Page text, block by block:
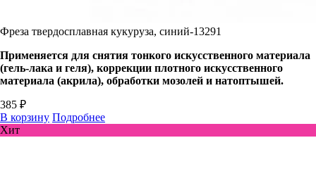
Фреза твердосплавная кукуруза, синий-13291
Применяется для снятия тонкого искусственного материала
(гель-лака и геля), коррекции плотного искусственного
материала (акрила), обработки мозолей и натоптышей.
385 ₽
В корзину Подробнее
Хит